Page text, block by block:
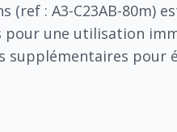
(ref : A3-C23AB-80m)
pour une utilisation
supplémentaires pour